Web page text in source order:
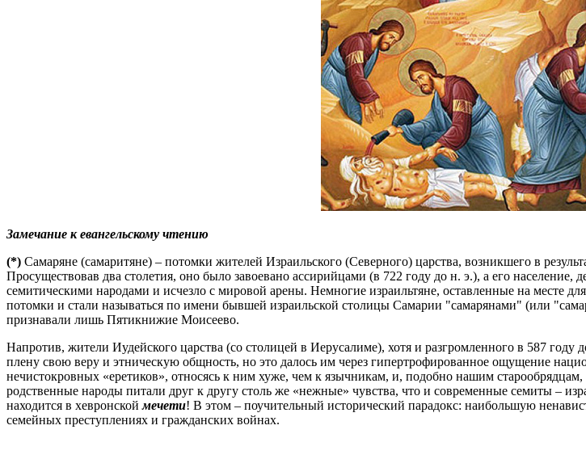
Замечание к евангельскому чтению
(*) Самаряне (самаритяне) – потомки жителей Израильского (Северного) царства, возникшего в
Просуществовав два столетия, оно было завоевано ассирийцами (в 722 году до н. э.), а его
семитическими народами и исчезло с мировой арены. Немногие израильтяне, оставленные на месте
потомки и стали называться по имени бывшей израильской столицы Самарии "самарянами" (или
признавали лишь Пятикнижие Моисеево.
Напротив, жители Иудейского царства (со столицей в Иерусалиме), хотя и разгромленного в 587
плену свою веру и этническую общность, но это далось им через гипертрофированное ощущение
нечистокровных «еретиков», относясь к ним хуже, чем к язычникам, и, подобно нашим
родственные народы питали друг к другу столь же «нежные» чувства, что и современные семиты –
находится в хевронскоймечети! В этом – поучительный исторический парадокс: наибольшую
семейных преступлениях и гражданских войнах.